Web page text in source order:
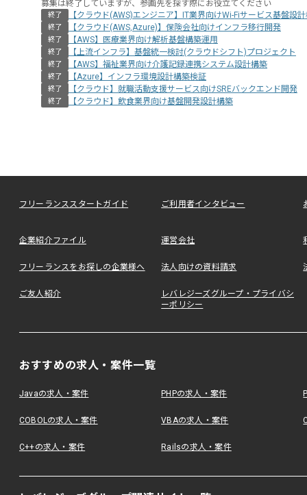
募集は終了していますが、参画先を探す際にお役立てください
終了 【クラウド(AWS)エンジニア】IT業界向けWi-Fiサービス基盤設
終了 【クラウド(AWS,Azure)】保険会社向けインフラ移行開発
終了 【AWS】医療業界向け解析基盤構築運用
終了 【上流インフラ】基盤統一検討(クラウドシフト)プロジェクト
終了 【AWS】福祉業界向け介護記録連携システム設計構築
終了 【Azure】インフラ環境設計構築検証
終了 【クラウド】就職活動支援サービス向けSREバックエンド開発
終了 【クラウド】飲食業界向け基盤開発設計構築
フリーランススタートガイド ご利用者インタビュー
企業紹介ファイル 運営会社
フリーランスをお探しの企業様へ 法人向けの資料請求
ご友人紹介
レバレジーズグループ・プライバシ
ーポリシー
おすすめの求人・案件一覧
Javaの求人・案件 PHPの求人・案件
COBOLの求人・案件 VBAの求人・案件
C++の求人・案件 Railsの求人・案件